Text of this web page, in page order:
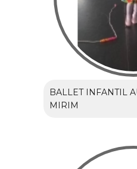
BALLET INFANTIL
MIRIM